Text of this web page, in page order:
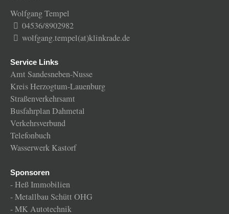
Wolfgang Tempel
04536/8902982
wolfgang.tempel(at)klinkrade.de
Service Links
Amt Sandesneben-Nusse
Kreis Herzogtum-Lauenburg
Straßenverkehrsamt
Busfahrplan Dahmetal
Verkehrsverbund
Telefonbuch
Wasserwerk Kastorf
Sponsoren
-Heß Immobilien
-Metallbau Schütt OHG
-MK Autotechnik